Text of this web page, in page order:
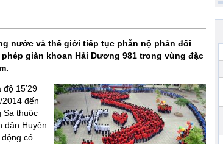
nước và thế giới tiếp tục phẫn nộ phản đối
giàn khoan Hải Dương 981 trong vùng đặc
15’29
2014 đến
Sa thuộc
dân Huyện
có